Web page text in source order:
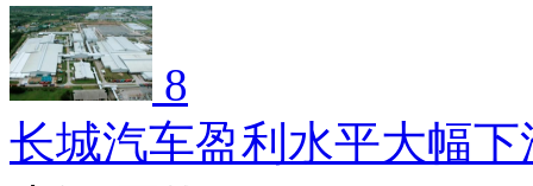
8
长城汽车盈利水平大幅下